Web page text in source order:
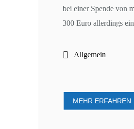
bei einer Spende von
300 Euro allerdings
Allgemein
MEHR ERFAHREN